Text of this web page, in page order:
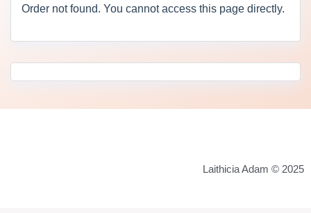
Order not found. You cannot access this page directly.
Laithicia Adam © 2025